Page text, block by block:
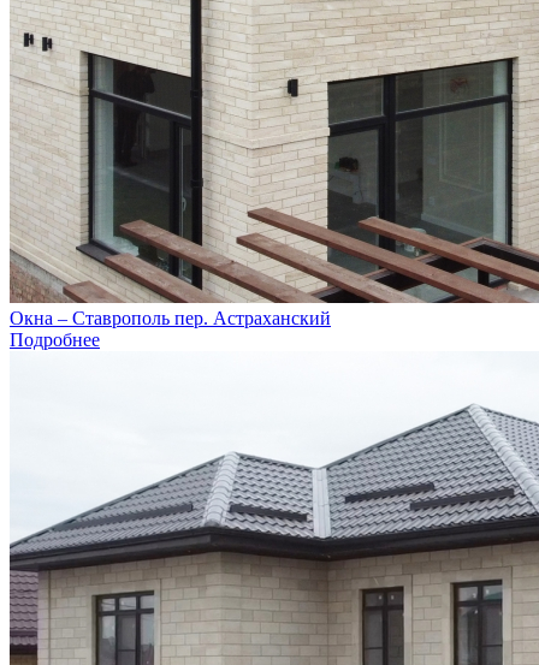
Окна – Ставрополь пер. Астраханский
Подробнее